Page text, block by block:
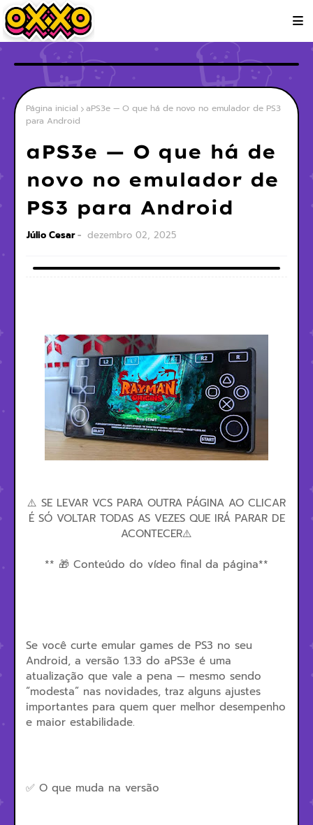
Página inicial
aPS3e — O que há de novo no emulador de PS3
para Android
aPS3e — O que há de
novo no emulador de
PS3 para Android
Júlio Cesar dezembro 02, 2025
⚠️ SE LEVAR VCS PARA OUTRA PÁGINA AO CLICAR
É SÓ VOLTAR TODAS AS VEZES QUE IRÁ PARAR DE
ACONTECER⚠️
** 🎁 Conteúdo do vídeo final da página**
Se você curte emular games de PS3 no seu
Android, a versão 1.33 do aPS3e é uma
atualização que vale a pena — mesmo sendo
“modesta” nas novidades, traz alguns ajustes
importantes para quem quer melhor desempenho
e maior estabilidade.
✅ O que muda na versão